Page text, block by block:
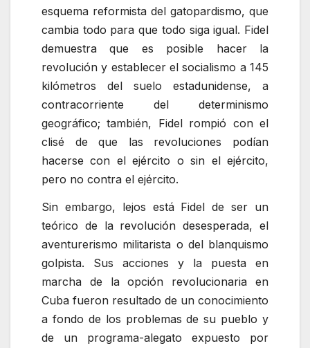
esquema reformista del gatopardismo, que
cambia todo para que todo siga igual. Fidel
demuestra que es posible hacer la
revolución y establecer el socialismo a 145
kilómetros del suelo estadunidense, a
contracorriente del determinismo
geográfico; también, Fidel rompió con el
clisé de que las revoluciones podían
hacerse con el ejército o sin el ejército,
pero no contra el ejército.
Sin embargo, lejos está Fidel de ser un
teórico de la revolución desesperada, el
aventurerismo militarista o del blanquismo
golpista. Sus acciones y la puesta en
marcha de la opción revolucionaria en
Cuba fueron resultado de un conocimiento
a fondo de los problemas de su pueblo y
de un programa-alegato expuesto por